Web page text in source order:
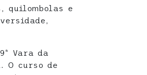
quilombolas e
Vara da
O curso de